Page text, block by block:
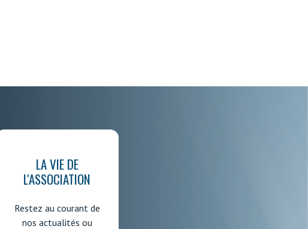
LA VIE DE
L'ASSOCIATION
Restez au courant de
nos actualités ou